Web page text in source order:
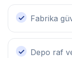
Fabrika
Depo raf